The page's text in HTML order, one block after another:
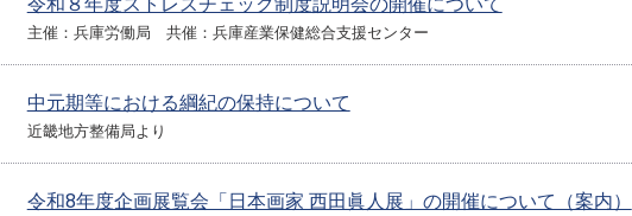
主催：兵庫労働局 共催：兵庫産業保健総合支援センター
中元期等における綱紀の保持について
近畿地方整備局より
令和8年度企画展覧会「日本画家 西田眞人展」の開催について（案内）